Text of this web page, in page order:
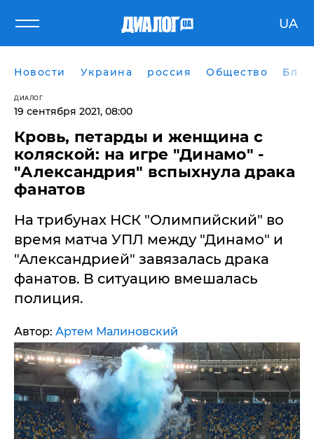
UA
Новости Украина россия Общество
ДИАЛОГ
19 сентября 2021, 08:00
Кровь, петарды и женщина с
коляской: на игре "Динамо" -
"Александрия" вспыхнула драка
фанатов
На трибунах НСК "Олимпийский" во
время матча УПЛ между "Динамо" и
"Александрией" завязалась драка
фанатов. В ситуацию вмешалась
полиция.
Автор: Артем Малиновский